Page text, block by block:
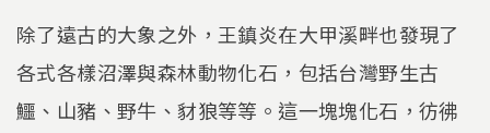
除了遠古的大象之外，王鎮炎在大甲溪畔也發現了
各式各樣沼澤與森林動物化石，包括台灣野生古
鱷、山豬、野牛、豺狼等等。這一塊塊化石，彷彿